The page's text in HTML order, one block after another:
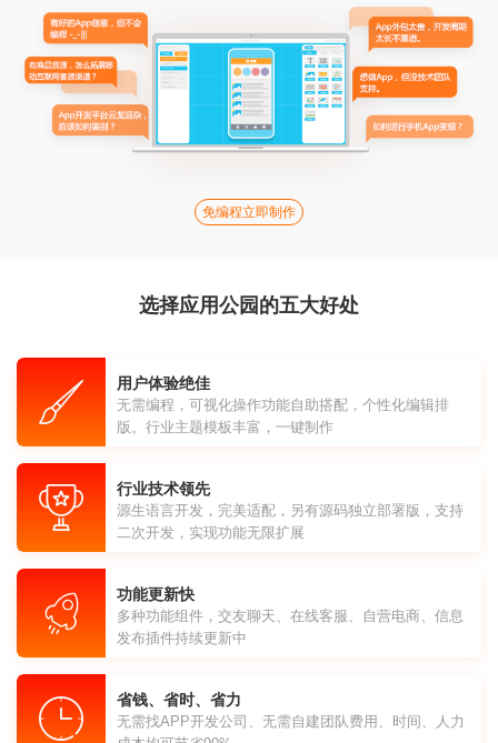
免编程立即制作
选择应用公园的五大好处
用户体验绝佳
无需编程，可视化操作功能自助搭配，个性化编辑排
版。行业主题模板丰富，一键制作
行业技术领先
源生语言开发，完美适配，另有源码独立部署版，支持
二次开发，实现功能无限扩展
功能更新快
多种功能组件，交友聊天、在线客服、自营电商、信息
发布插件持续更新中
省钱、省时、省力
无需找APP开发公司、无需自建团队费用、时间、人力